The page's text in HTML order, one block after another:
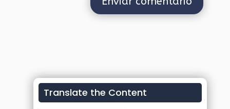
Translate the Content